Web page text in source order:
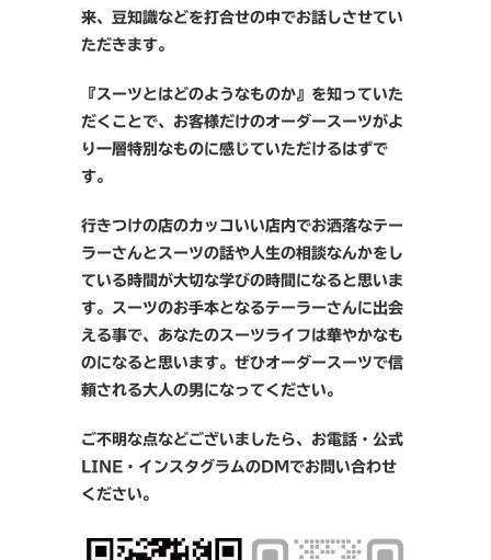
来、豆知識などを打合せの中でお話しさせてい
ただきます。
『スーツとはどのようなものか』を知っていた
だくことで、お客様だけのオーダースーツがよ
り一層特別なものに感じていただけるはずで
す。
行きつけの店のカッコいい店内でお洒落なテー
ラーさんとスーツの話や人生の相談なんかをし
ている時間が大切な学びの時間になると思いま
す。スーツのお手本となるテーラーさんに出会
える事で、あなたのスーツライフは華やかなも
のになると思います。ぜひオーダースーツで信
頼される大人の男になってください。
ご不明な点などございましたら、お電話・公式
LINE・インスタグラムのDMでお問い合わせ
ください。